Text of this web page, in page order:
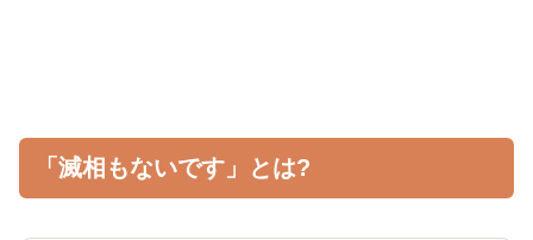
「滅相もないです」とは?